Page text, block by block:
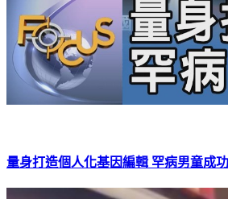
量身打造個人化基因編輯 罕病男童成